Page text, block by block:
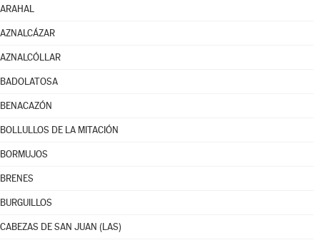
ARAHAL
AZNALCÁZAR
AZNALCÓLLAR
BADOLATOSA
BENACAZÓN
BOLLULLOS DE LA MITACIÓN
BORMUJOS
BRENES
BURGUILLOS
CABEZAS DE SAN JUAN (LAS)